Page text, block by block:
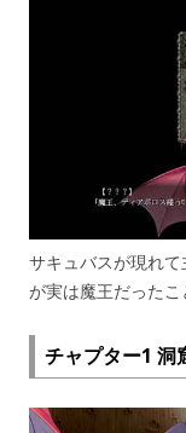
サキュバスが現れ
が実は魔王だったこ
チャプター1 洞